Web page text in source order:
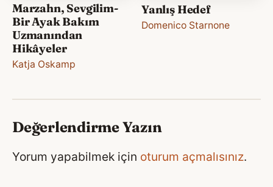
Marzahn, Sevgilim-
Bir Ayak Bakım
Uzmanından
Hikâyeler
Katja Oskamp
Yanlış Hedef
Domenico Starnone
Değerlendirme Yazın
Yorum yapabilmek için oturum açmalısınız.